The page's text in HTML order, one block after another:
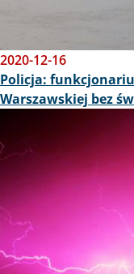
2020-12-16
Policja:
Warszawskiej bez